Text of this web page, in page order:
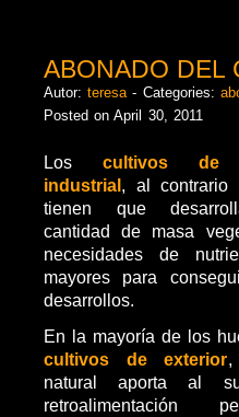
ABONADO DEL
Autor:teresa- Categories:
Posted on April 30, 2011
Los cultivos de
industrial, al contrario
tienen que
cantidad de masa
necesidades de
mayores para
desarrollos.
En la mayoría de los
cultivos de exterior,
natural aporta al
retroalimentación